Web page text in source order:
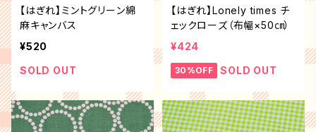
【はぎれ】ミントグリーン綿
麻キャンバス
¥520
SOLD OUT
【はぎれ】Lonely times チ
ェックローズ（布幅×50㎝）
¥424
30%OFF SOLD OUT